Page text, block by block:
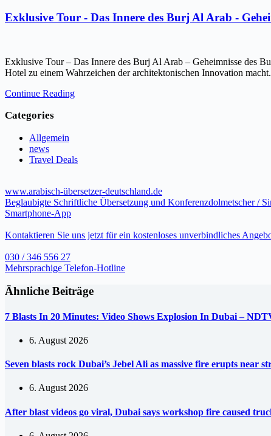
Exklusive Tour - Das Innere des Burj Al Arab -
Exklusive Tour – Das Innere des Burj Al Arab – Geheimnisse des
Hotel zu einem Wahrzeichen der architektonischen Innovation
Continue Reading
Categories
Allgemein
news
Travel Deals
www.arabisch-übersetzer-deutschland.de
Beglaubigte Schriftliche Übersetzung und Konferenzdolmetscher /
Smartphone-App
Kontaktieren Sie uns jetzt für ein kostenloses unverbindliches
030 / 346 556 27
Mehrsprachige Telefon-Hotline
Ähnliche Beiträge
7 Blasts In 20 Minutes: Video Shows Explosion In Dubai –
6. August 2026
Seven blasts rock Dubai’s Jebel Ali as massive fire erupts
6. August 2026
After blast videos go viral, Dubai says workshop fire caused